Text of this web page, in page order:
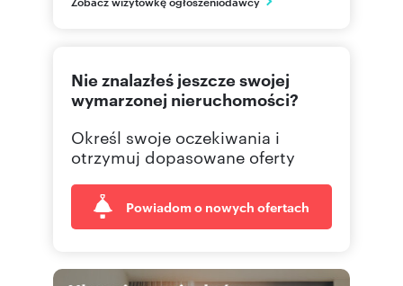
Nie znalazłeś jeszcze swojej
wymarzonej nieruchomości?
Określ swoje oczekiwania i
otrzymuj dopasowane oferty
Powiadom o nowych ofertach